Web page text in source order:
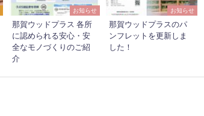
お知らせ
那賀ウッドプラス 各所
に認められる安心・安
全なモノづくりのご紹
介
お知らせ
那賀ウッドプラスのパ
ンフレットを更新しま
した！